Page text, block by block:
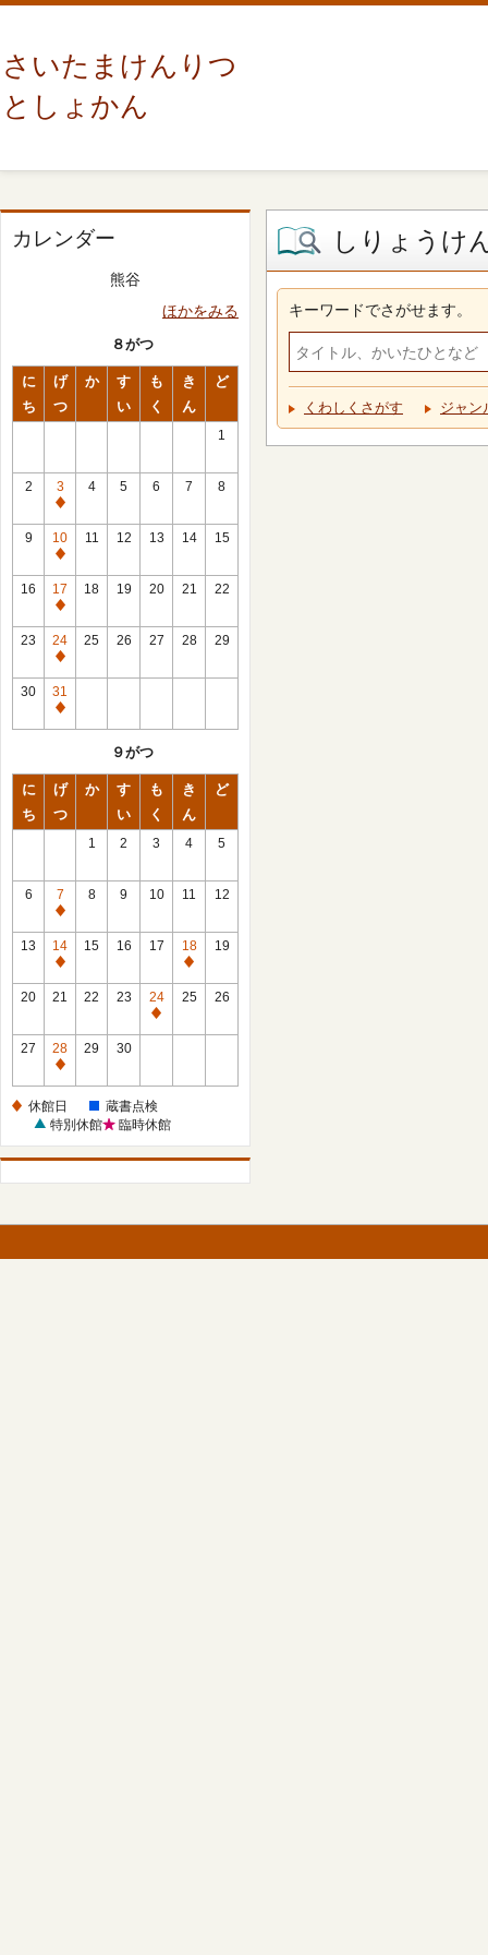
さいたまけんりつ
としょかん
カレンダー
熊谷
ほかをみる
８がつ
に
ち
げ
つ
か
す
い
も
く
き
ん
ど
1
2
3
休
館
日
4 5 6 7 8
9
10
休
館
日
11 12 13 14 15
16
17
休
館
日
18 19 20 21 22
23
24
休
館
日
25 26 27 28 29
30
31
休
９がつ
に
ち
げ
つ
か
す
い
も
く
き
ん
ど
1 2 3 4 5
6
7
休
館
日
8 9 10 11 12
13
14
休
館
15 16 17
18
休
館
19
20 21 22 23
24
休
25 26
27
28
休
日
29 30
休館日
蔵書点検
特別休館
臨時休館
しりょうけ
キーワードでさがせます。
くわしくさがす ジャン